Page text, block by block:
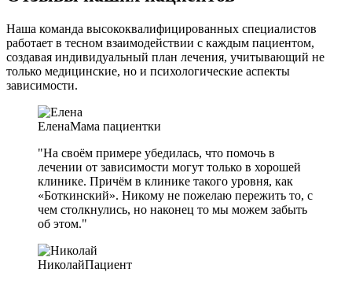
Наша команда высококвалифицированных специалистов
работает в тесном взаимодействии с каждым пациентом,
создавая индивидуальный план лечения, учитывающий не
только медицинские, но и психологические аспекты
зависимости.
ЕленаМама пациентки
"На своём примере убедилась, что помочь в
лечении от зависимости могут только в хорошей
клинике. Причём в клинике такого уровня, как
«Боткинский». Никому не пожелаю пережить то, с
чем столкнулись, но наконец то мы можем забыть
об этом."
НиколайПациент